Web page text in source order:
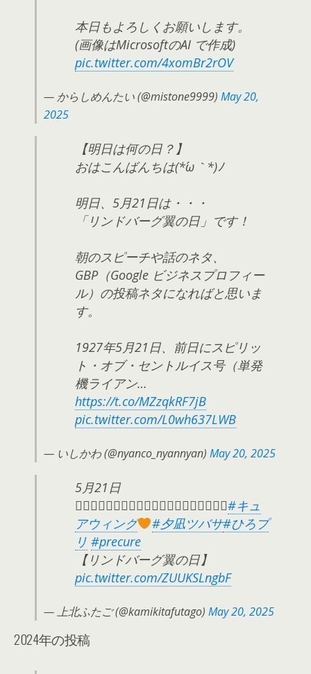
本日もよろしくお願いします。
(画像はMicrosoftのAI で作成)
pic.twitter.com/4xomBr2rOV
— からしめんたい (@mistone9999) May 20,
2025
【明日は何の日？】
おはこんばんちは(*´ω｀*)ﾉ
明日、5月21日は・・・
「リンドバーグ翼の日」です！
朝のスピーチや話のネタ、
GBP（Google ビジネスプロフィー
ル）の投稿ネタになればと思いま
す。
1927年5月21日、前日にスピリッ
ト・オブ・セントルイス号（単発
機ライアン…
https://t.co/MZzqkRF7jB
pic.twitter.com/L0wh637LWB
— いしかわ (@nyanco_nyannyan) May 20, 2025
5月21日
お⃞誕⃞生⃞日⃞お⃞め⃞で⃞と⃞う⃞！⃞#キュ
アウィング
#夕凪ツバサ#ひろプ
リ #precure
【リンドバーグ翼の日】
pic.twitter.com/ZUUKSLngbF
— 上北ふたご (@kamikitafutago) May 20, 2025
2024年の投稿